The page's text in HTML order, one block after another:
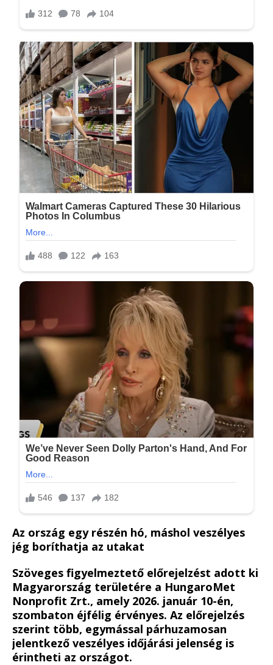
Az ország egy részén hó, máshol veszélyes
jég boríthatja az utakat
Szöveges figyelmeztető előrejelzést adott ki
Magyarország területére a HungaroMet
Nonprofit Zrt., amely 2026. január 10-én,
szombaton éjfélig érvényes. Az előrejelzés
szerint több, egymással párhuzamosan
jelentkező veszélyes időjárási jelenség is
érintheti az országot.